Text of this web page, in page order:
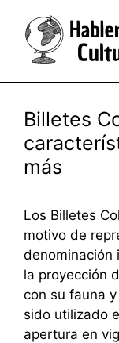
contenido
Billetes
más
Los Billetes
motivo de
denominación
la proyección
con su fauna
sido utilizado
apertura en